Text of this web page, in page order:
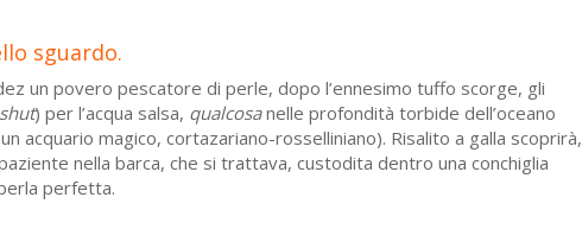
sguardo.
un povero pescatore di perle, dopo l’ennesimo tuffo scorge, gli
shut) per l’acqua salsa, qualcosanelle profondità torbide dell’oceano
acquario magico, cortazariano-rosselliniano). Risalito a galla scoprirà,
nella barca, che si trattava, custodita dentro una conchiglia
perfetta.